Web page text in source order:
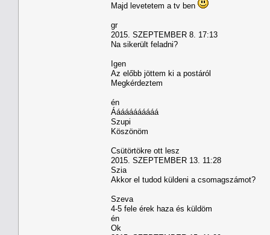
Majd levetetem a tv ben
gr
2015. SZEPTEMBER 8. 17:13
Na sikerült feladni?
Igen
Az előbb jöttem ki a postáról
Megkérdeztem
én
Ááááááááááá
Szupi
Köszönöm
Csütörtökre ott lesz
2015. SZEPTEMBER 13. 11:28
Szia
Akkor el tudod küldeni a csomagszámot?
Szeva
4-5 fele érek haza és küldöm
én
Ok